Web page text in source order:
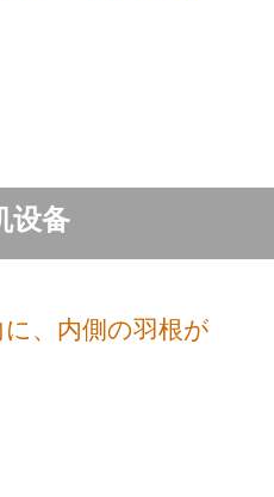
设备
、内側の羽根が